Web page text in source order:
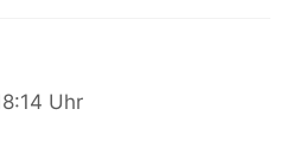
Uhr